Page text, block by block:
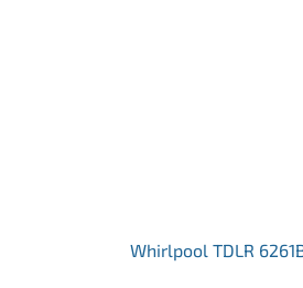
Whirlpool TDLR